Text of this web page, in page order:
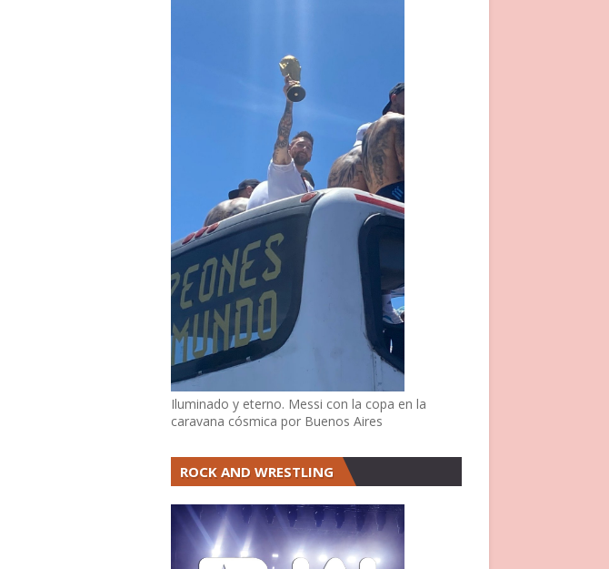
Iluminado y eterno. Messi con la copa en la
caravana cósmica por Buenos Aires
ROCK AND WRESTLING